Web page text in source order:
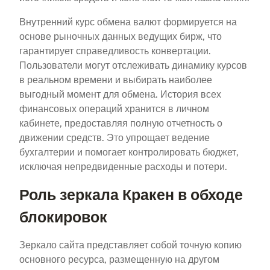
Внутренний курс обмена валют формируется на
основе рыночных данных ведущих бирж, что
гарантирует справедливость конвертации.
Пользователи могут отслеживать динамику курсов
в реальном времени и выбирать наиболее
выгодный момент для обмена. История всех
финансовых операций хранится в личном
кабинете, предоставляя полную отчетность о
движении средств. Это упрощает ведение
бухгалтерии и помогает контролировать бюджет,
исключая непредвиденные расходы и потери.
Роль зеркала Кракен в обходе
блокировок
Зеркало сайта представляет собой точную копию
основного ресурса, размещенную на другом